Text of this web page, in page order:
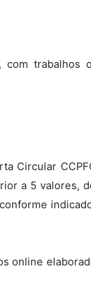
trabalhos
Circular
a 5 valores,
indicado
online